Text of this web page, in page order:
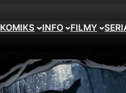
KOMIKS INFO FILMY